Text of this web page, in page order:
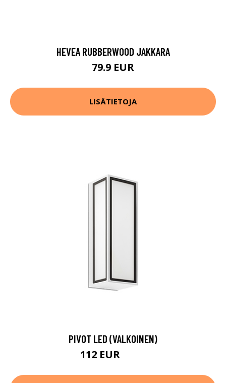
HEVEA RUBBERWOOD JAKKARA
79.9 EUR
LISÄTIETOJA
PIVOT LED (VALKOINEN)
112 EUR